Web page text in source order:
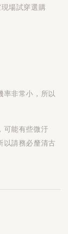
場試穿選購
率非常小，所以
可能有些微汙
以請務必釐清古